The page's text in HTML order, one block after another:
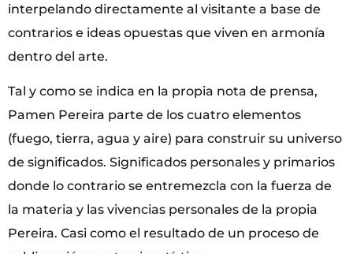
interpelando directamente al visitante a base de
contrarios e ideas opuestas que viven en armonía
dentro del arte.
Tal y como se indica en la propia nota de prensa,
Pamen Pereira parte de los cuatro elementos
(fuego, tierra, agua y aire) para construir su universo
de significados. Significados personales y primarios
donde lo contrario se entremezcla con la fuerza de
la materia y las vivencias personales de la propia
Pereira. Casi como el resultado de un proceso de